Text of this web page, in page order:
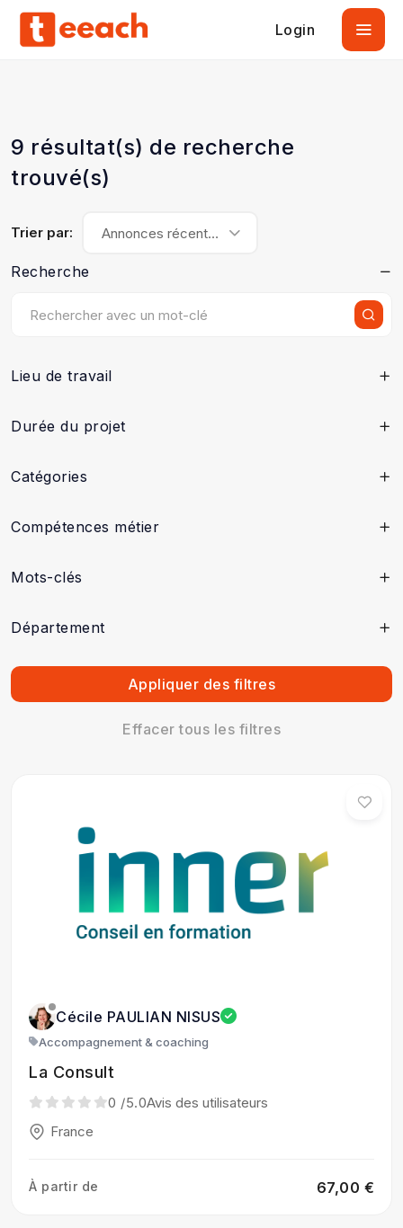
Login
9 résultat(s) de recherche
trouvé(s)
Trier par: Annonces récentes
Recherche
Lieu de travail
Durée du projet
Catégories
Compétences métier
Mots-clés
Département
Appliquer des filtres
Effacer tous les filtres
Cécile PAULIAN NISUS
Accompagnement & coaching
La Consult
0 /5.0Avis des utilisateurs
France
À partir de 67,00 €